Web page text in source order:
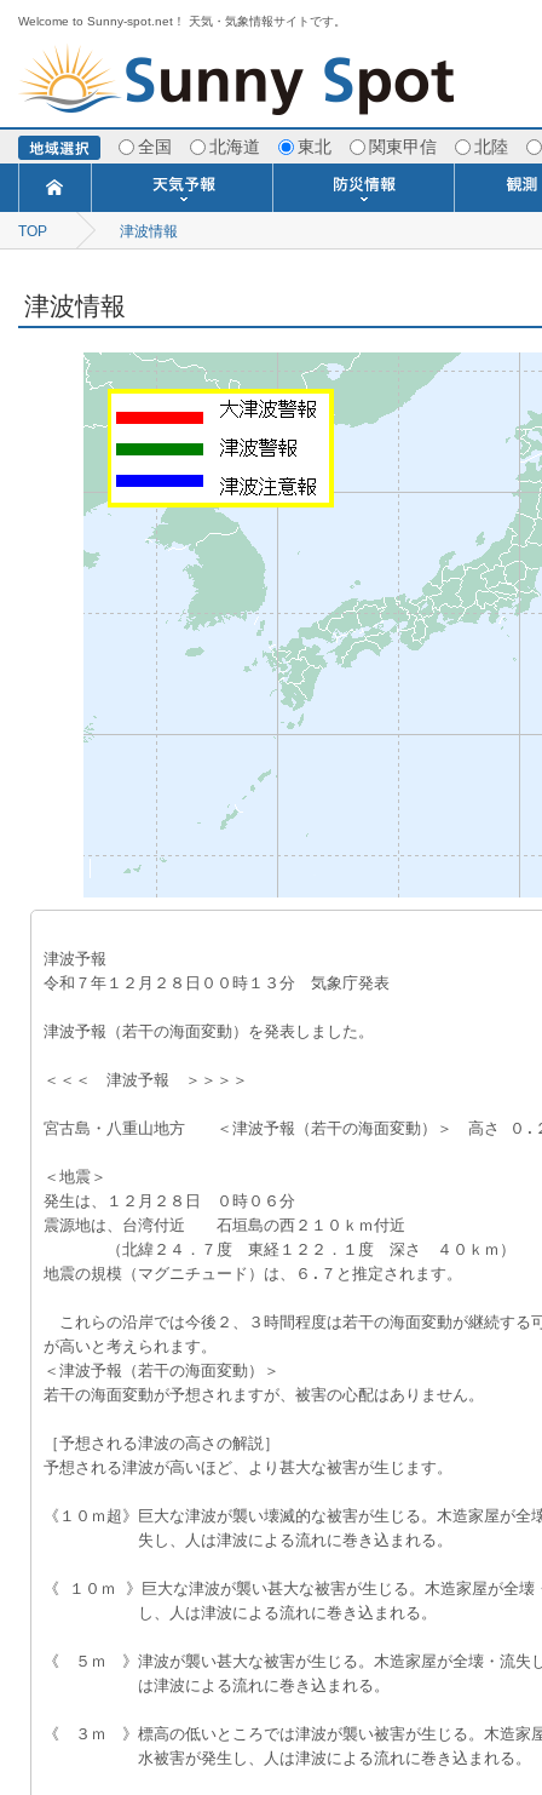
Welcome to Sunny-spot.net！ 天気・気象情報サイトです。
全国 北海道 東北 関東甲信 北陸
TOPICS
分布予報
今日明日の天気
ポイント予報
週間天気予報
1ヶ月予報
3ヶ月予報
寒・暖候期予報
世界の天気
海上予報
TOP 津波情報
津波情報
津波予報
令和７年１２月２８日００時１３分　気象庁発表
津波予報（若干の海面変動）を発表しました。
＜＜＜　津波予報　＞＞＞＞
宮古島・八重山地方　　＜津波予報（若干の海面変動）＞　高さ ０.
＜地震＞
発生は、１２月２８日　０時０６分
震源地は、台湾付近　　石垣島の西２１０ｋｍ付近
（北緯２４．７度　東経１２２．１度　深さ　４０ｋｍ）
地震の規模（マグニチュード）は、６.７と推定されます。
これらの沿岸では今後２、３時間程度は若干の海面変動が継続する
が高いと考えられます。
＜津波予報（若干の海面変動）＞
若干の海面変動が予想されますが、被害の心配はありません。
［予想される津波の高さの解説］
予想される津波が高いほど、より甚大な被害が生じます。
《１０ｍ超》巨大な津波が襲い壊滅的な被害が生じる。木造家屋が全
失し、人は津波による流れに巻き込まれる。
《 １０ｍ 》巨大な津波が襲い甚大な被害が生じる。木造家屋が全壊
し、人は津波による流れに巻き込まれる。
《　５ｍ　》津波が襲い甚大な被害が生じる。木造家屋が全壊・流失
は津波による流れに巻き込まれる。
《　３ｍ　》標高の低いところでは津波が襲い被害が生じる。木造家
水被害が発生し、人は津波による流れに巻き込まれる。